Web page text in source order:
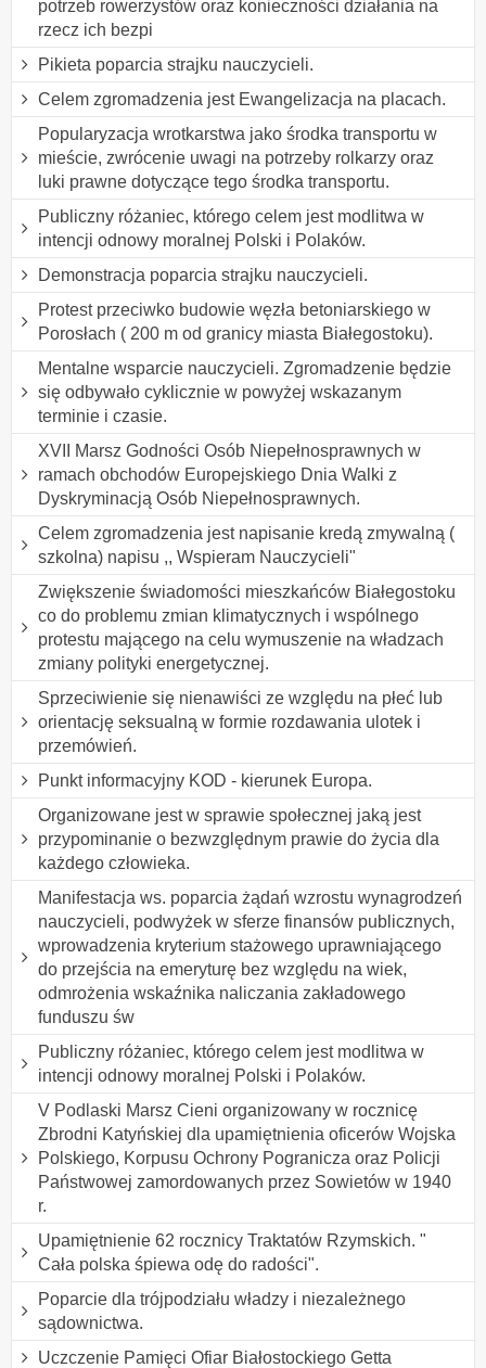
potrzeb rowerzystów oraz konieczności działania na
rzecz ich bezpi
Pikieta poparcia strajku nauczycieli.
Celem zgromadzenia jest Ewangelizacja na placach.
Popularyzacja wrotkarstwa jako środka transportu w
mieście, zwrócenie uwagi na potrzeby rolkarzy oraz
luki prawne dotyczące tego środka transportu.
Publiczny różaniec, którego celem jest modlitwa w
intencji odnowy moralnej Polski i Polaków.
Demonstracja poparcia strajku nauczycieli.
Protest przeciwko budowie węzła betoniarskiego w
Porosłach ( 200 m od granicy miasta Białegostoku).
Mentalne wsparcie nauczycieli. Zgromadzenie będzie
się odbywało cyklicznie w powyżej wskazanym
terminie i czasie.
XVII Marsz Godności Osób Niepełnosprawnych w
ramach obchodów Europejskiego Dnia Walki z
Dyskryminacją Osób Niepełnosprawnych.
Celem zgromadzenia jest napisanie kredą zmywalną (
szkolna) napisu ,, Wspieram Nauczycieli"
Zwiększenie świadomości mieszkańców Białegostoku
co do problemu zmian klimatycznych i wspólnego
protestu mającego na celu wymuszenie na władzach
zmiany polityki energetycznej.
Sprzeciwienie się nienawiści ze względu na płeć lub
orientację seksualną w formie rozdawania ulotek i
przemówień.
Punkt informacyjny KOD - kierunek Europa.
Organizowane jest w sprawie społecznej jaką jest
przypominanie o bezwzględnym prawie do życia dla
każdego człowieka.
Manifestacja ws. poparcia żądań wzrostu wynagrodzeń
nauczycieli, podwyżek w sferze finansów publicznych,
wprowadzenia kryterium stażowego uprawniającego
do przejścia na emeryturę bez względu na wiek,
odmrożenia wskaźnika naliczania zakładowego
funduszu św
Publiczny różaniec, którego celem jest modlitwa w
intencji odnowy moralnej Polski i Polaków.
V Podlaski Marsz Cieni organizowany w rocznicę
Zbrodni Katyńskiej dla upamiętnienia oficerów Wojska
Polskiego, Korpusu Ochrony Pogranicza oraz Policji
Państwowej zamordowanych przez Sowietów w 1940
r.
Upamiętnienie 62 rocznicy Traktatów Rzymskich. "
Cała polska śpiewa odę do radości".
Poparcie dla trójpodziału władzy i niezależnego
sądownictwa.
Uczczenie Pamięci Ofiar Białostockiego Getta